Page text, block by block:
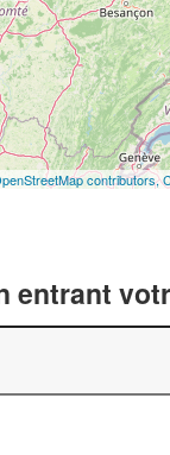
contributors,
entrant